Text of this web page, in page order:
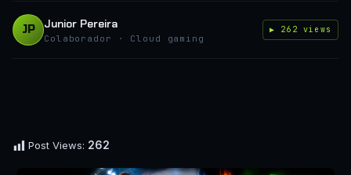
JP Junior Pereira
Colaborador · Cloud gaming
▶ 262 views
Post Views: 262